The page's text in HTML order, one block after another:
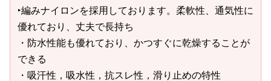
‣編みナイロンを採用しております。柔軟性、通気性に
優れており、丈夫で長持ち
・防水性能も優れており、かつすぐに乾燥することが
できる
・吸汗性，吸水性，抗スレ性，滑り止めの特性